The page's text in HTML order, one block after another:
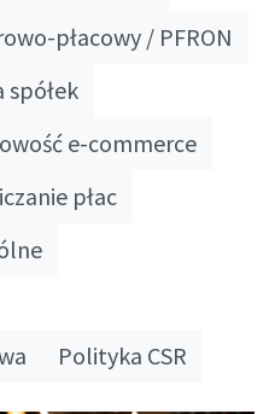
płacowy / PFRON
spółek
e-commerce
płac
Polityka CSR